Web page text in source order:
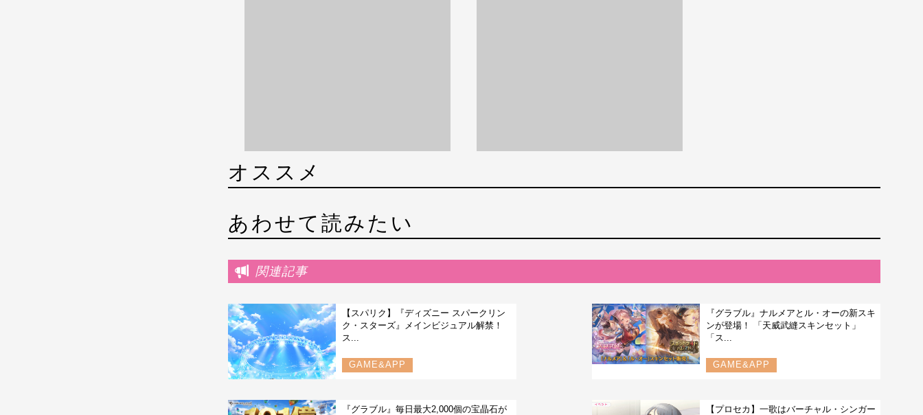
オススメ
あわせて読みたい
関連記事
【スパリク】『ディズニー スパークリン
ク・スターズ』メインビジュアル解禁！
ス...
GAME&APP
『グラブル』ナルメアとル・オーの新スキ
ンが登場！ 「天威武縫スキンセット」
「ス...
GAME&APP
『グラブル』毎日最大2,000個の宝晶石が
【プロセカ】一歌はバーチャル・シンガー